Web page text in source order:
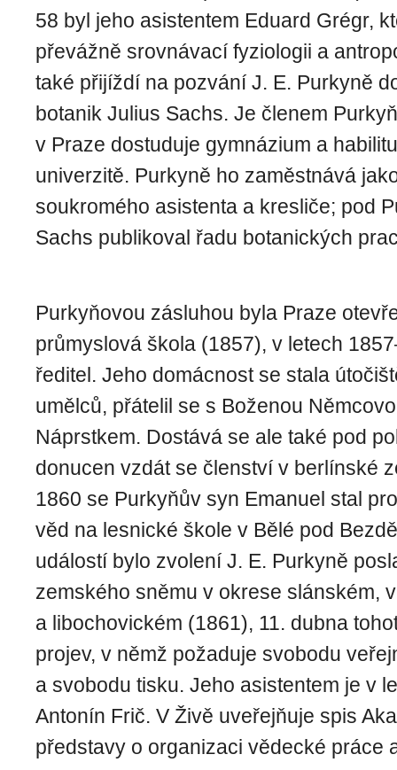
58 byl jeho asistentem Eduard Grégr,
převážně srovnávací fyziologii a
také přijíždí na pozvání J. E. Purkyně
botanik Julius Sachs. Je členem
v Praze dostuduje gymnázium a
univerzitě. Purkyně ho zaměstnává
soukromého asistenta a kresliče; pod
Sachs publikoval řadu botanických
Purkyňovou zásluhou byla Praze
průmyslová škola (1857), v letech
ředitel. Jeho domácnost se stala
umělců, přátelil se s Boženou
Náprstkem. Dostává se ale také pod
donucen vzdát se členství v berlínské
1860 se Purkyňův syn Emanuel stal
věd na lesnické škole v Bělé pod
událostí bylo zvolení J. E. Purkyně
zemského sněmu v okrese slánském,
a libochovickém (1861), 11. dubna
projev, v němž požaduje svobodu
a svobodu tisku. Jeho asistentem je v
Antonín Frič. V Živě uveřejňuje spis
představy o organizaci vědecké práce